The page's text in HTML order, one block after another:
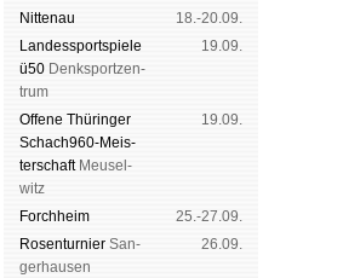
Nitte­nau
18.-20.09.
Landes­sport­spiele
ü50 Denk­sport­zen­
trum
19.09.
Offene Thü­rin­ger
Schach960-Meis­
ter­schaftMeu­sel­
witz
19.09.
Forch­heim
25.-27.09.
Rosen­tur­nier San­
ger­hau­sen
26.09.